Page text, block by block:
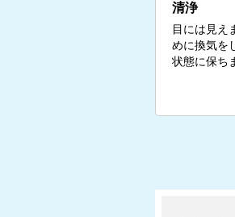
清浄
目には見え
めに換気を
状態に保ち